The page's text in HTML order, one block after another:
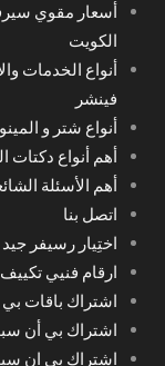
أسعار مقوي
الكويت
أنواع الخدمات
فينشر
أنواع شتر و
أهم أنواع
أهم الأسئلة
اتصل بنا
اختِيار رسيفر جيد برمجة
ارقام فنيي
اشتراك باقات
اشتراك بي أن